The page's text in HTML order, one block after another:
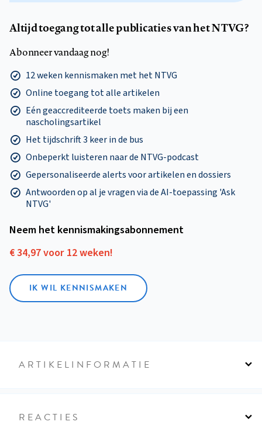
Altijd toegang tot alle publicaties van het NTVG?
Abonneer vandaag nog!
12 weken kennismaken met het NTVG
Online toegang tot alle artikelen
Eén geaccrediteerde toets maken bij een
nascholingsartikel
Het tijdschrift 3 keer in de bus
Onbeperkt luisteren naar de NTVG-podcast
Gepersonaliseerde alerts voor artikelen en dossiers
Antwoorden op al je vragen via de AI-toepassing 'Ask
NTVG'
Neem het kennismakings­abonnement
€ 34,97 voor 12 weken!
IK WIL KENNISMAKEN
ARTIKELINFORMATIE
REACTIES